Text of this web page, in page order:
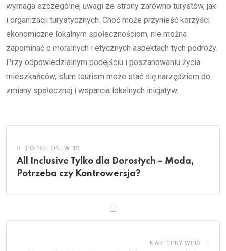
wymaga szczególnej uwagi ze strony zarówno turystów, jak
i organizacji turystycznych. Choć może przynieść korzyści
ekonomiczne lokalnym społecznościom, nie można
zapominać o moralnych i etycznych aspektach tych podróży.
Przy odpowiedzialnym podejściu i poszanowaniu życia
mieszkańców, slum tourism może stać się narzędziem do
zmiany społecznej i wsparcia lokalnych inicjatyw.
POPRZEDNI WPIS
All Inclusive Tylko dla Dorosłych – Moda,
Potrzeba czy Kontrowersja?
NASTĘPNY WPIS